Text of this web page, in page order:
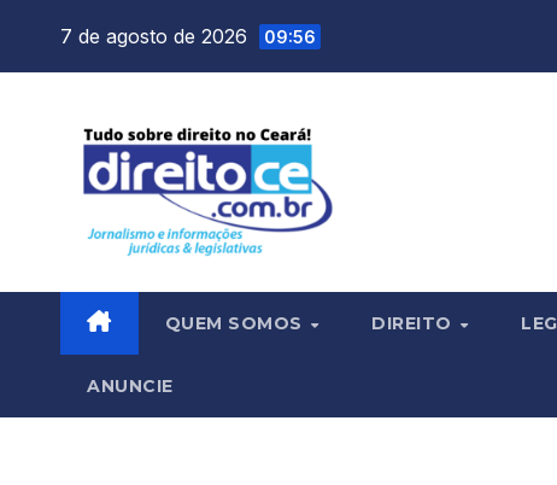
7 de agosto de 2026 09:56
QUEM SOMOS DIREITO
ANUNCIE